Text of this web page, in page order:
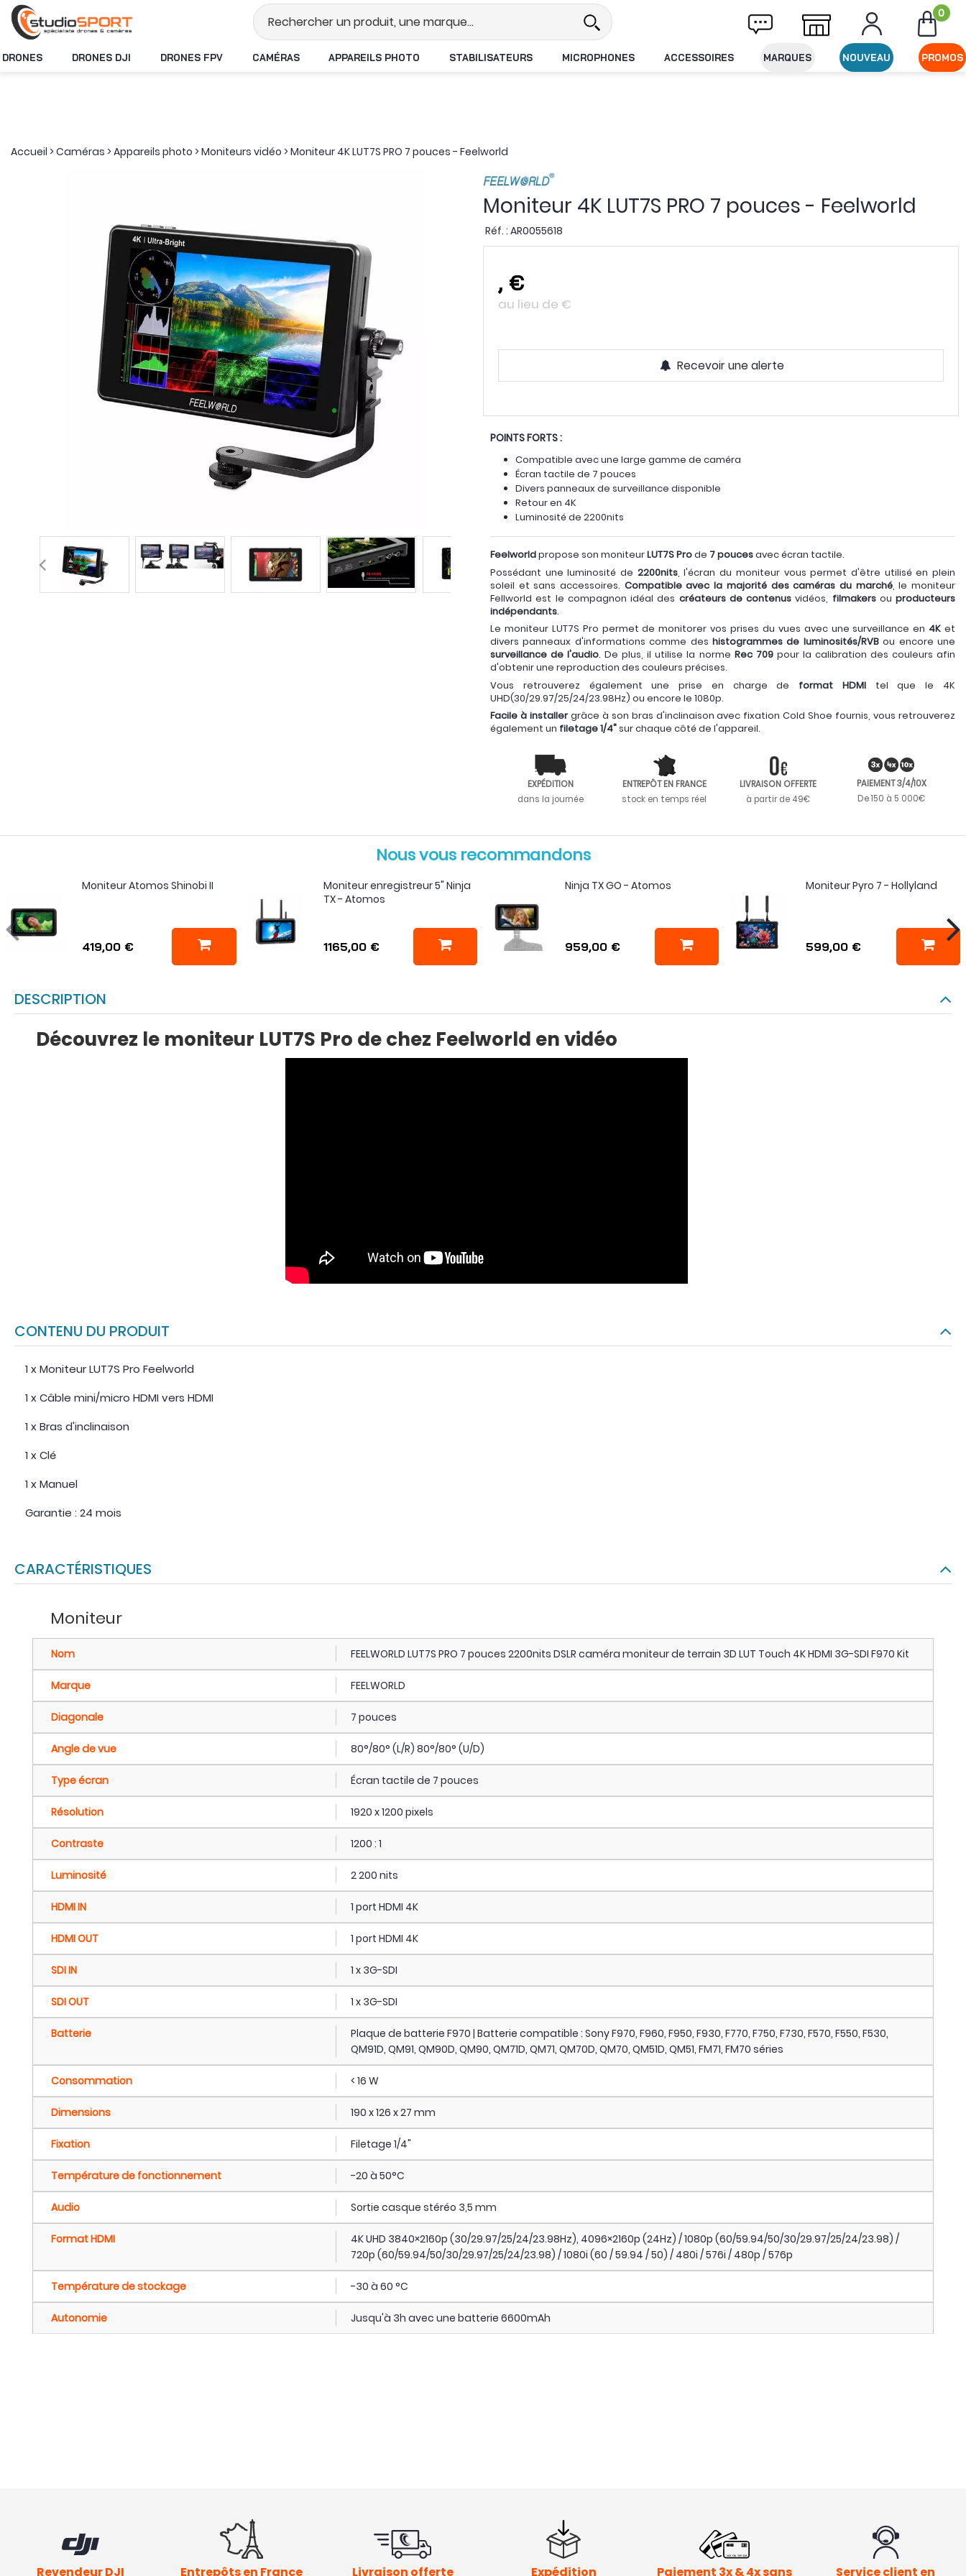
en France Livraison offerte dès 49€ d'achat Paiement en x3 / x4 / x10 via ALMA Service
0
DRONES DRONES DJI DRONES FPV CAMÉRAS APPAREILS PHOTO STABILISATEURS MICROPHONES ACCESSOIRES MARQUES NOUVEAU PROMOS
Accueil >Caméras >Appareils photo >Moniteurs vidéo >Moniteur 4K LUT7S PRO 7 pouces - Feelworld
Moniteur 4K LUT7S PRO 7 pouces - Feelworld
Réf. : AR0055618
, €
au lieu de €
Recevoir une alerte
POINTS FORTS :
Compatible avec une large gamme de caméra
Écran tactile de 7 pouces
Divers panneaux de surveillance disponible
Retour en 4K
Luminosité de 2200nits
Feelworldpropose son moniteurLUT7S Prode 7 poucesavec écran tactile.
Possédant une luminosité de 2200nits, l'écran du moniteur vous permet d'être utilisé en plein
soleil et sans accessoires. Compatible avec la majorité des caméras du marché, le moniteur
Fellworld est le compagnon idéal des créateurs de contenus vidéos, filmakersou producteurs
indépendants.
Le moniteur LUT7S Pro permet de monitorer vos prises du vues avec une surveillance en 4K et
divers panneaux d'informations comme des histogrammes de luminosités/RVBou encore une
surveillance de l'audio. De plus, il utilise la norme Rec 709pour la calibration des couleurs afin
d'obtenir une reproduction des couleurs précises.
Vous retrouverez également une prise en charge de format HDMItel que le 4K
UHD(30/29.97/25/24/23.98Hz) ou encore le 1080p.
Facile à installergrâce à son bras d'inclinaison avec fixation Cold Shoe fournis, vous retrouverez
également un filetage 1/4"sur chaque côté de l'appareil.
EXPÉDITION
dans la journée
ENTREPÔT EN FRANCE
stock en temps réel
LIVRAISON OFFERTE
à partir de 49€
PAIEMENT 3/4/10X
De 150 à 5 000€
Nous vous recommandons
Moniteur Atomos Shinobi II
419,00 €
Moniteur enregistreur 5" Ninja
TX - Atomos
1165,00 €
Ninja TX GO - Atomos
959,00 €
Moniteur Pyro 7 - Hollyland
599,00 €
DESCRIPTION
Découvrez le moniteur LUT7S Pro de chez Feelworld en vidéo
CONTENU DU PRODUIT
1 x Moniteur LUT7S Pro Feelworld
1 x Câble mini/micro HDMI vers HDMI
1 x Bras d'inclinaison
1 x Clé
1 x Manuel
Garantie : 24 mois
CARACTÉRISTIQUES
Moniteur
Nom FEELWORLD LUT7S PRO 7 pouces 2200nits DSLR caméra moniteur de terrain 3D LUT Touch 4K HDMI 3G-SDI F970 Kit
Marque FEELWORLD
Diagonale 7 pouces
Angle de vue 80°/80° (L/R) 80°/80° (U/D)
Type écran Écran tactile de 7 pouces
Résolution 1920 x 1200 pixels
Contraste 1200 : 1
Luminosité 2 200 nits
HDMI IN 1 port HDMI 4K
HDMI OUT 1 port HDMI 4K
SDI IN 1 x 3G-SDI
SDI OUT 1 x 3G-SDI
Batterie
Plaque de batterie F970 | Batterie compatible : Sony F970, F960, F950, F930, F770, F750, F730, F570, F550, F530,
QM91D, QM91, QM90D, QM90, QM71D, QM71, QM70D, QM70, QM51D, QM51, FM71, FM70 séries
Consommation < 16 W
Dimensions 190 x 126 x 27 mm
Fixation Filetage 1/4"
Température de fonctionnement -20 à 50°C
Audio Sortie casque stéréo 3,5 mm
Format HDMI
4K UHD 3840×2160p (30/29.97/25/24/23.98Hz), 4096×2160p (24Hz) / 1080p (60/59.94/50/30/29.97/25/24/23.98) /
720p (60/59.94/50/30/29.97/25/24/23.98) / 1080i (60 / 59.94 / 50) / 480i / 576i / 480p / 576p
Température de stockage -30 à 60 °C
Autonomie Jusqu'à 3h avec une batterie 6600mAh